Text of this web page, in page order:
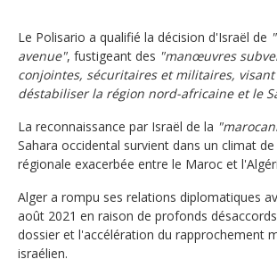
Le Polisario a qualifié la décision d'Israël de
avenue", fustigeant des "manœuvres
conjointes, sécuritaires et militaires, visant
déstabiliser la région nord-africaine et le
La reconnaissance par Israël de la
Sahara occidental survient dans un climat
régionale exacerbée entre le Maroc et
Alger a rompu ses relations diplomatiques
août 2021 en raison de profonds
dossier et l'accélération du rapprochement
israélien.